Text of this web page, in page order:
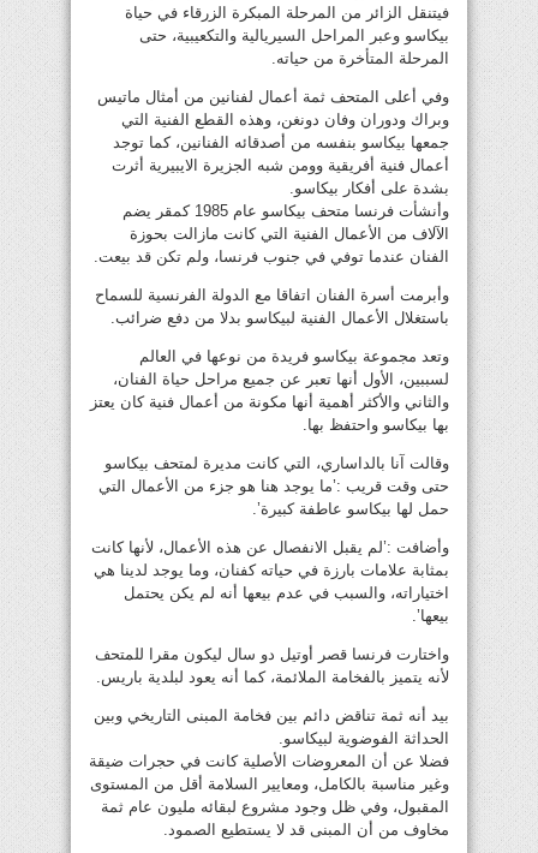
فيتنقل الزائر من المرحلة المبكرة الزرقاء في حياة
بيكاسو وعبر المراحل السيريالية والتكعيبية، حتى
المرحلة المتأخرة من حياته.
وفي أعلى المتحف ثمة أعمال لفنانين من أمثال ماتيس
وبراك ودوران وفان دونغن، وهذه القطع الفنية التي
جمعها بيكاسو بنفسه من أصدقائه الفنانين، كما توجد
أعمال فنية أفريقية وومن شبه الجزيرة الايبيرية أثرت
بشدة على أفكار بيكاسو.
وأنشأت فرنسا متحف بيكاسو عام 1985 كمقر يضم
الآلاف من الأعمال الفنية التي كانت مازالت بحوزة
الفنان عندما توفي في جنوب فرنسا، ولم تكن قد بيعت.
وأبرمت أسرة الفنان اتفاقا مع الدولة الفرنسية للسماح
باستغلال الأعمال الفنية لبيكاسو بدلا من دفع ضرائب.
وتعد مجموعة بيكاسو فريدة من نوعها في العالم
لسببين، الأول أنها تعبر عن جميع مراحل حياة الفنان،
والثاني والأكثر أهمية أنها مكونة من أعمال فنية كان يعتز
بها بيكاسو واحتفظ بها.
وقالت آنا بالداساري، التي كانت مديرة لمتحف بيكاسو
حتى وقت قريب :’ما يوجد هنا هو جزء من الأعمال التي
حمل لها بيكاسو عاطفة كبيرة’.
وأضافت :’لم يقبل الانفصال عن هذه الأعمال، لأنها كانت
بمثابة علامات بارزة في حياته كفنان، وما يوجد لدينا هي
اختياراته، والسبب في عدم بيعها أنه لم يكن يحتمل
بيعها’.
واختارت فرنسا قصر أوتيل دو سال ليكون مقرا للمتحف
لأنه يتميز بالفخامة الملائمة، كما أنه يعود لبلدية باريس.
بيد أنه ثمة تناقض دائم بين فخامة المبنى التاريخي وبين
الحداثة الفوضوية لبيكاسو.
فضلا عن أن المعروضات الأصلية كانت في حجرات ضيقة
وغير مناسبة بالكامل، ومعايير السلامة أقل من المستوى
المقبول، وفي ظل وجود مشروع لبقائه مليون عام ثمة
مخاوف من أن المبنى قد لا يستطيع الصمود.